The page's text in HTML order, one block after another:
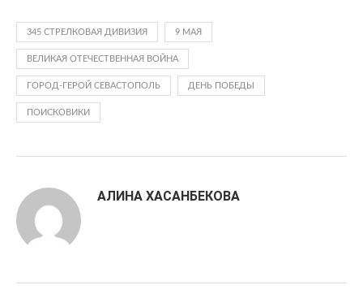
345 СТРЕЛКОВАЯ ДИВИЗИЯ 9 МАЯ
ВЕЛИКАЯ ОТЕЧЕСТВЕННАЯ ВОЙНА
ГОРОД-ГЕРОЙ СЕВАСТОПОЛЬ ДЕНЬ ПОБЕДЫ
ПОИСКОВИКИ
АЛИНА ХАСАНБЕКОВА